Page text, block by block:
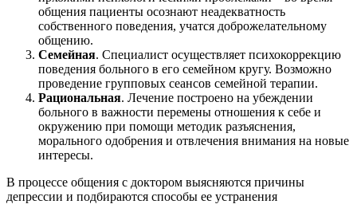
общения пациенты осознают неадекватность
собственного поведения, учатся доброжелательному
общению.
Семейная. Специалист осуществляет психокоррекцию
поведения больного в его семейном кругу. Возможно
проведение групповых сеансов семейной терапии.
Рациональная. Лечение построено на убеждении
больного в важности перемены отношения к себе и
окружению при помощи методик разъяснения,
морального одобрения и отвлечения внимания на новые
интересы.
В процессе общения с доктором выясняются причины
депрессии и подбираются способы ее устранения